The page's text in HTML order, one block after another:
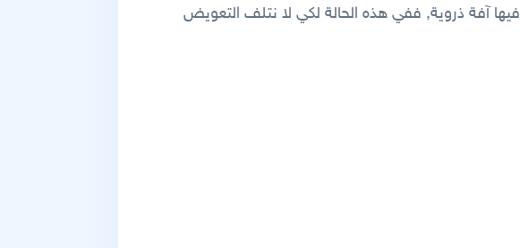
آفة ذروية, ففي هذه الحالة لكي لا نتلف التعويض